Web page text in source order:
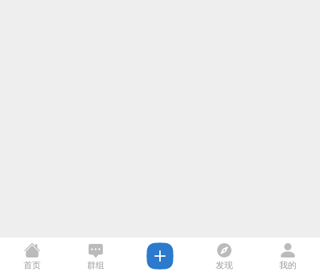
首页 群组 发现 我的